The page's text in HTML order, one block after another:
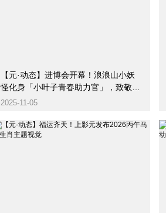
【元·动态】进博会开幕！浪浪山小妖
怪化身「小叶子青春助力官」，致敬每
一个勇敢出发的人
2025-11-05